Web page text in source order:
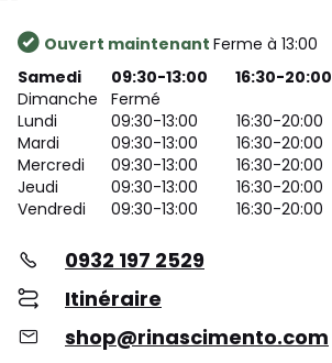
Ouvert maintenant Ferme à 13:00
Samedi
09:30-13:00
16:30-20:00
Dimanche
Fermé
Lundi
09:30-13:00
16:30-20:00
Mardi
09:30-13:00
16:30-20:00
Mercredi
09:30-13:00
16:30-20:00
Jeudi
09:30-13:00
16:30-20:00
Vendredi
09:30-13:00 16:30-20:00
0932 197 2529
Itinéraire
shop@rinascimento.com